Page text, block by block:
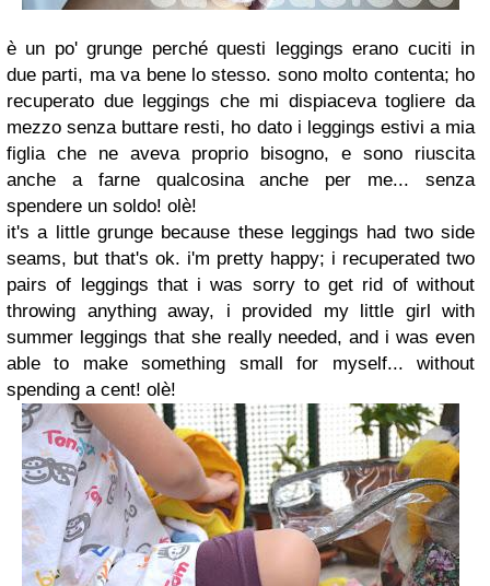
è un po' grunge perché questi leggings erano cuciti in
due parti, ma va bene lo stesso. sono molto contenta; ho
recuperato due leggings che mi dispiaceva togliere da
mezzo senza buttare resti, ho dato i leggings estivi a mia
figlia che ne aveva proprio bisogno, e sono riuscita
anche a farne qualcosina anche per me... senza
spendere un soldo! olè!
it's a little grunge because these leggings had two side
seams, but that's ok. i'm pretty happy; i recuperated two
pairs of leggings that i was sorry to get rid of without
throwing anything away, i provided my little girl with
summer leggings that she really needed, and i was even
able to make something small for myself... without
spending a cent! olè!